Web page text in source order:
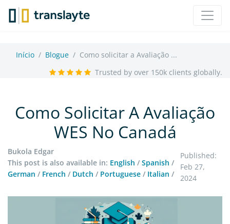
Início Blogue
Como solicitar a Avaliação ...
Trusted by over 150k clients globally.
Como Solicitar A Avaliação
WES No Canadá
Bukola Edgar
This post is also available in: English / Spanish /
German / French / Dutch / Portuguese / Italian /
Published:
Feb 27,
2024